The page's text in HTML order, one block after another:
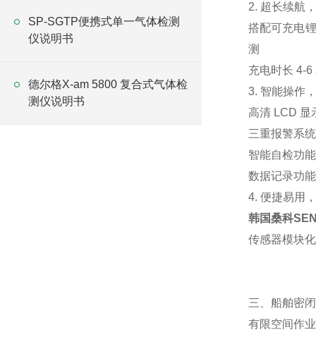
SP-SGTP便携式单一气体检测
仪说明书
德尔格X-am 5800 复合式气体检
测仪说明书
2. 超长续航
搭配可充电
测
充电时长 4-
3. 智能操作
高清 LCD 显
三重报警系
智能自检功
数据记录功
4. 便捷易用
韩国桑科
传感器模块
三、 船舶密
有限空间作